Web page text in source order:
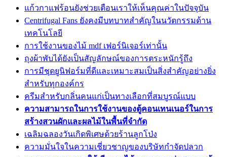
แก้วกาแฟร้อนยังช่วยเตือนเราให้เห็นคุณค่าในปัจจุบัน
Centrifugal Fans ยังคงมีบทบาทสำคัญในนวัตกรรมด้าน
เทคโนโลยี
การใช้งานของไม้ mdf เฟอร์นิเจอร์เท่านั้น
ถุงผ้าพับได้ยังเป็นสัญลักษณ์ของการตระหนักรู้ถึง
การมีชุดยูนิฟอร์มที่ดีและเหมาะสมเป็นสิ่งสำคัญอย่างยิ่ง
สำหรับทุกองค์กร
ครีมสำหรับกลิ่นคนแก่เป็นทางเลือกที่สมบูรณ์แบบ
ความสามารถในการใช้งานของตู้คอนเทนเนอร์ในการ
สร้างสวนผักและผลไม้ในพื้นที่จำกัด
เฉลิมฉลองวันเกิดพิเศษด้วยร้านลูกโป่ง
ความมั่นใจในความเชี่ยวชาญของบริษัทกำจัดปลวก